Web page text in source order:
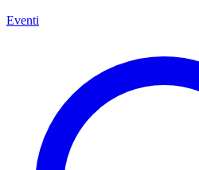
Eventi